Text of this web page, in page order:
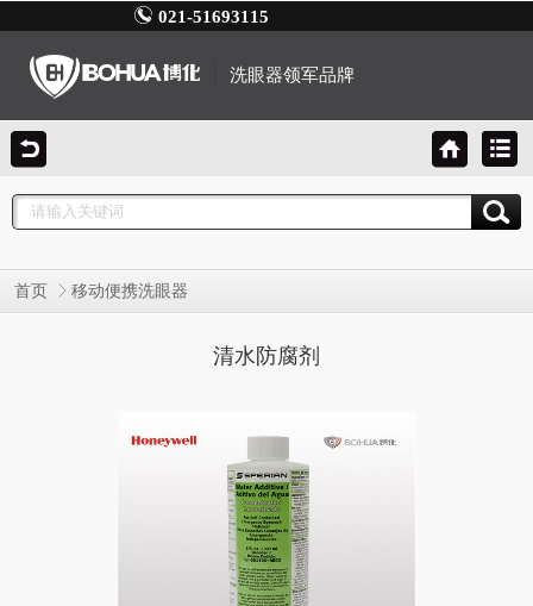
021-51693115
洗眼器领军品牌
首页 移动便携洗眼器
清水防腐剂